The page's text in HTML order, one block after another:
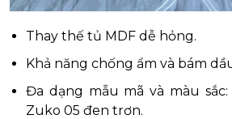
Thay thế tủ MDF dễ hỏng.
Khả năng chống ẩm và bám
Đa dạng mẫu mã và màu
Zuko 05 đen trơn.